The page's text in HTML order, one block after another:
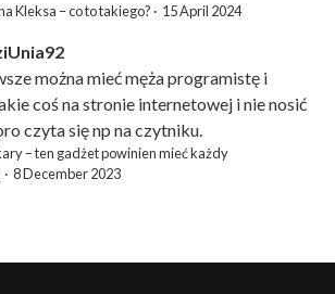
Kleksa – co to takiego? · 15 April 2024
można mieć męża programistę i
coś na stronie internetowej i nie nosić
czyta się np na czytniku.
– ten gadżet powinien mieć każdy
· 8 December 2023